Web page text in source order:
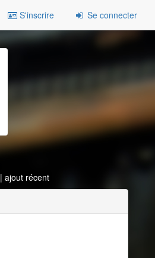
S'inscrire Se connecter
| ajout récent